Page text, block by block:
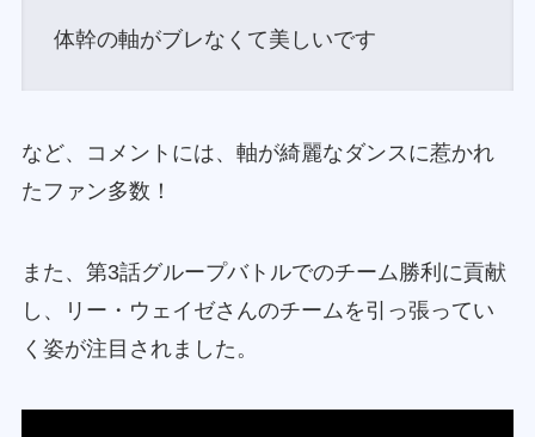
体幹の軸がブレなくて美しいです
など、コメントには、軸が綺麗なダンスに惹かれ
たファン多数！
また、第3話グループバトルでのチーム勝利に貢献
し、リー・ウェイゼさんのチームを引っ張ってい
く姿が注目されました。